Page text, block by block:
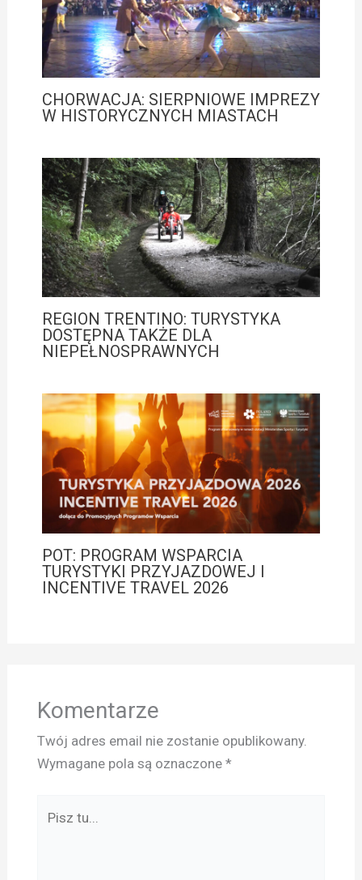
CHORWACJA: SIERPNIOWE IMPREZY
W HISTORYCZNYCH MIASTACH
REGION TRENTINO: TURYSTYKA
DOSTĘPNA TAKŻE DLA
NIEPEŁNOSPRAWNYCH
POT: PROGRAM WSPARCIA
TURYSTYKI PRZYJAZDOWEJ I
INCENTIVE TRAVEL 2026
Komentarze
Twój adres email nie zostanie opublikowany.
Wymagane pola są oznaczone *